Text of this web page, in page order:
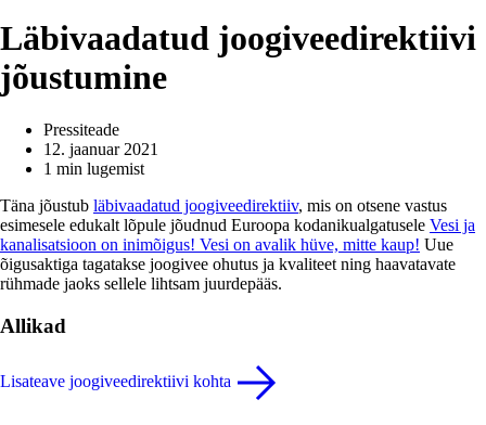
Läbivaadatud joogiveedirektiivi
jõustumine
Pressiteade
12. jaanuar 2021
1 min lugemist
Täna jõustub läbivaadatud joogiveedirektiiv, mis on otsene vastus
esimesele edukalt lõpule jõudnud Euroopa kodanikualgatusele Vesi ja
kanalisatsioon on inimõigus! Vesi on avalik hüve, mitte kaup! Uue
õigusaktiga tagatakse joogivee ohutus ja kvaliteet ning haavatavate
rühmade jaoks sellele lihtsam juurdepääs.
Allikad
Lisateave joogiveedirektiivi kohta